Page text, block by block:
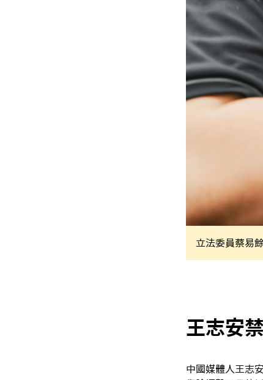
立法委員蔡易
王志安
中國媒體人王志